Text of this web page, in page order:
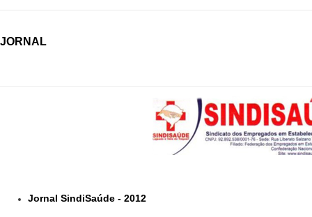
JORNAL
Jornal SindiSaúde - 2012